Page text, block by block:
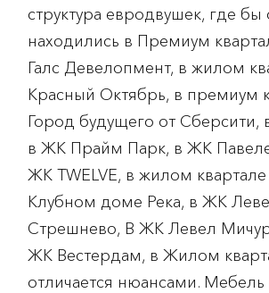
структура евродвушек, где бы
находились в Премиум
Галс Девелопмент, в жилом
Красный Октябрь, в премиум
Город будущего от Сберсити,
в ЖК Прайм Парк, в ЖК
ЖК TWELVE, в жилом квартале
Клубном доме Река, в ЖК
Стрешнево, В ЖК Левел
ЖК Вестердам, в Жилом
отличается нюансами. Мебель